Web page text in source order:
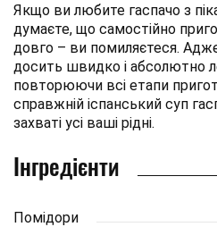
Якщо ви любите гаспачо з
думаєте, що самостійно
довго – ви помиляєтеся.
досить швидко і абсолютно
повторюючи всі етапи
справжній іспанський суп
захваті усі ваші рідні.
Інгредієнти
Помідори